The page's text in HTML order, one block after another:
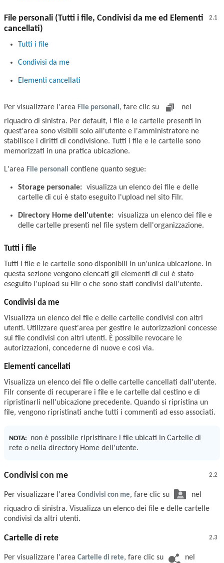
2.1
File personali (Tutti i file, Condivisi da me ed Elementi
cancellati)
Tutti i file
Condivisi da me
Elementi cancellati
Per visualizzare l'area File personali, fare clic su
nel
riquadro di sinistra. Per default, i file e le cartelle presenti in
quest'area sono visibili solo all'utente e l'amministratore ne
stabilisce i diritti di condivisione. Tutti i file e le cartelle sono
memorizzati in una pratica ubicazione.
L'area File personali contiene quanto segue:
Storage personale: visualizza un elenco dei file e delle
cartelle di cui è stato eseguito l'upload nel sito Filr.
Directory Home dell'utente: visualizza un elenco dei file e
delle cartelle presenti nel file system dell'organizzazione.
Tutti i file
Tutti i file e le cartelle sono disponibili in un'unica ubicazione. In
questa sezione vengono elencati gli elementi di cui è stato
eseguito l'upload su Filr o che sono stati condivisi dall'utente.
Condivisi da me
Visualizza un elenco dei file e delle cartelle condivisi con altri
utenti. Utilizzare quest'area per gestire le autorizzazioni concesse
sui file condivisi con altri utenti. È possibile revocare le
autorizzazioni, concederne di nuove e così via.
Elementi cancellati
Visualizza un elenco dei file o delle cartelle cancellati dall'utente.
Filr consente di recuperare i file e le cartelle dal cestino e di
ripristinarli nell'ubicazione precedente. Quando si ripristina un
file, vengono ripristinati anche tutti i commenti ad esso associati.
NOTA: non è possibile ripristinare i file ubicati in Cartelle di
rete o nella directory Home dell'utente.
2.2
Condivisi con me
Per visualizzare l'area Condivisi con me, fare clic su
nel
riquadro di sinistra. Visualizza un elenco dei file e delle cartelle
condivisi da altri utenti.
2.3
Cartelle di rete
Per visualizzare l'area Cartelle di rete, fare clic su nel